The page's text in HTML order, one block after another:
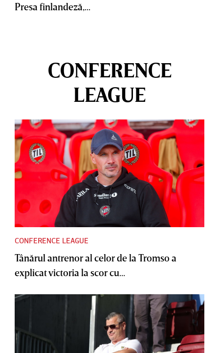
Presa finlandeză,...
CONFERENCE
LEAGUE
CONFERENCE LEAGUE
Tânărul antrenor al celor de la Tromso a
explicat victoria la scor cu...